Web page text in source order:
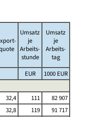
Umsatz
je
Arbeits-
stunde
Umsatz
je
Arbeits-
tag
EUR
1000 EUR
32,4 111
82 907
32,8 119
91 717